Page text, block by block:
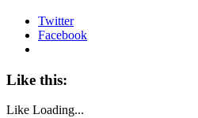
Twitter
Facebook
Like this:
Like Loading...